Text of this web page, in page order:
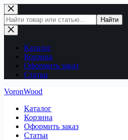
Перейти
к
сути
Поиск
по
сайту
Найти
Каталог
Корзина
Оформить заказ
Статьи
VoronWood
Каталог
Корзина
Оформить заказ
Статьи